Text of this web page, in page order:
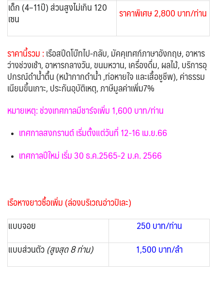
เด็ก (4–11ปี) ส่วนสูงไม่เกิน 120
เซน ราคาพิเศษ 2,800 บาท/ท่าน
ราคานี้รวม:เรือสปีดโบ๊ทไป-กลับ, มัคคุเทศก์ภาษาอังกฤษ, อาหาร
ว่างช่วงเช้า, อาหารกลางวัน, ขนมหวาน, เครื่องดื่ม, ผลไม้, บริการอุ
ปกรณ์ดําน้ำตื้น (หน้ากากดําน้ำ ,ท่อหายใจ และเสื้อชูชีพ), ค่าธรรม
เนียมขี้นเกาะ, ประกันอุบัติเหตุ, ภาษีมูลค่าเพิ่ม7%
หมายเหตุ: ช่วงเทศกาลมีชาร์จเพิ่ม 1,600 บาท/ท่าน
เทศกาลสงกรานต์ เริ่มตั้งแต่วันที่ 12-16 เม.ย.66
เทศกาลปีใหม่ เริ่ม 30 ธ.ค.2565-2 ม.ค. 2566
เรือหางยาวซื้อเพิ่ม (ล่องบริเวณอ่าวปิเละ)
แบบจอย
250 บาท/ท่าน
แบบส่วนตัว(สูงสุด 8 ท่าน) 1,500 บาท/ลำ